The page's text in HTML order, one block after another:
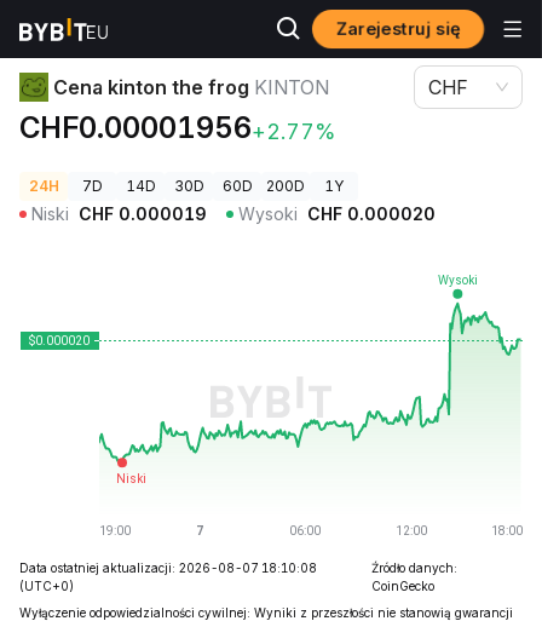
Zarejestruj się
Ceny kryptowalut Cena kinton the frog KINTON
Cena kinton the frog KINTON
CHF0.00001956+2.77%
CHF
24H 7D 14D 30D 60D 200D 1Y
Niski CHF 0.000019 Wysoki CHF 0.000020
Data ostatniej aktualizacji: 2026-08-07 18:10:08
(UTC+0)
Źródło danych:
CoinGecko
Wyłączenie odpowiedzialności cywilnej: Wyniki z przeszłości nie stanowią gwarancji